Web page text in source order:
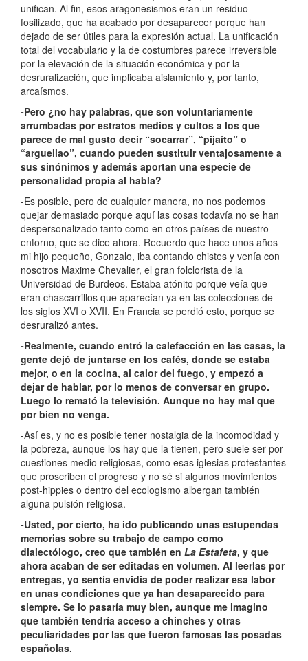
unifican. Al fin, esos aragonesismos eran un residuo
fosilizado, que ha acabado por desaparecer porque han
dejado de ser útiles para la expresión actual. La unificación
total del vocabulario y la de costumbres parece irreversible
por la elevación de la situación económica y por la
desruralización, que implicaba aislamiento y, por tanto,
arcaísmos.
-Pero ¿no hay palabras, que son voluntariamente
arrumbadas por estratos medios y cultos a los que
parece de mal gusto decir “socarrar”, “pijaíto” o
“arguellao”, cuando pueden sustituir ventajosamente a
sus sinónimos y además aportan una especie de
personalidad propia al habla?
-Es posible, pero de cualquier manera, no nos podemos
quejar demasiado porque aquí las cosas todavía no se han
despersonalizado tanto como en otros países de nuestro
entorno, que se dice ahora. Recuerdo que hace unos años
mi hijo pequeño, Gonzalo, iba contando chistes y venía con
nosotros Maxime Chevalier, el gran folclorista de la
Universidad de Burdeos. Estaba atónito porque veía que
eran chascarrillos que aparecían ya en las colecciones de
los siglos XVI o XVII. En Francia se perdió esto, porque se
desruralizó antes.
-Realmente, cuando entró la calefacción en las casas, la
gente dejó de juntarse en los cafés, donde se estaba
mejor, o en la cocina, al calor del fuego, y empezó a
dejar de hablar, por lo menos de conversar en grupo.
Luego lo remató la televisión. Aunque no hay mal que
por bien no venga.
-Así es, y no es posible tener nostalgia de la incomodidad y
la pobreza, aunque los hay que la tienen, pero suele ser por
cuestiones medio religiosas, como esas iglesias protestantes
que proscriben el progreso y no sé si algunos movimientos
post-hippies o dentro del ecologismo albergan también
alguna pulsión religiosa.
-Usted, por cierto, ha ido publicando unas estupendas
memorias sobre su trabajo de campo como
dialectólogo, creo que también en La Estafeta, y que
ahora acaban de ser editadas en volumen. Al leerlas por
entregas, yo sentía envidia de poder realizar esa labor
en unas condiciones que ya han desaparecido para
siempre. Se lo pasaría muy bien, aunque me imagino
que también tendría acceso a chinches y otras
peculiaridades por las que fueron famosas las posadas
españolas.